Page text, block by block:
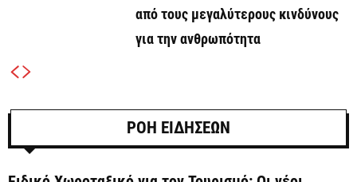
από τους μεγαλύτερους κινδύνους
για την ανθρωπότητα
ΡΟΗ ΕΙΔΗΣΕΩΝ